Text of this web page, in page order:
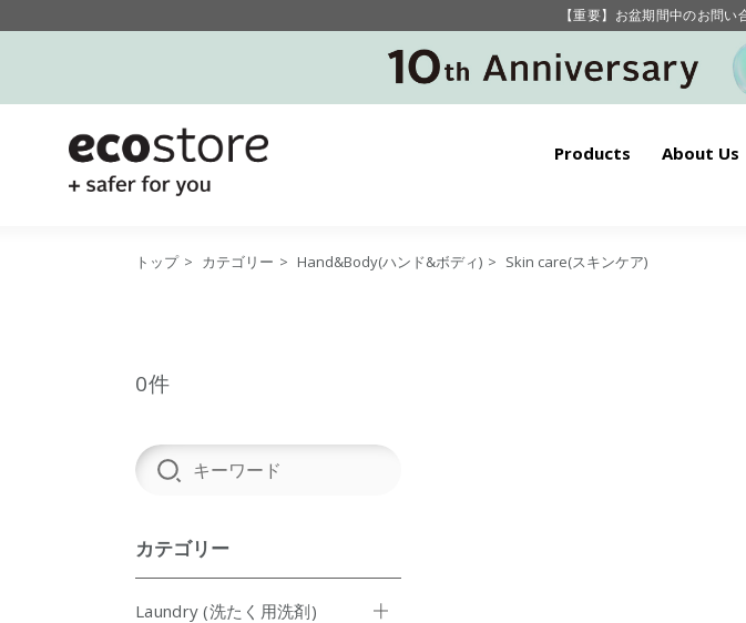
【重要】お盆期間中のお問
毎月お得にポイントが貯ま
Products About Us
トップ > カテゴリー > Hand&Body(ハンド&ボディ) > Skin care(スキンケア)
0件
カテゴリー
Laundry (洗たく用洗剤)